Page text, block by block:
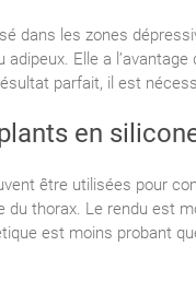
dans les zones
Elle a
parfait, il est
en
être utilisées pour
du thorax. Le rendu est
est moins probant